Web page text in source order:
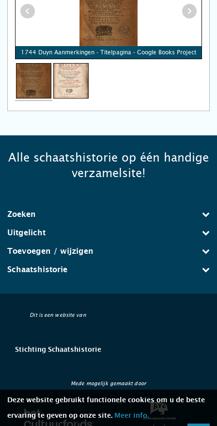
1744 Duyn Aanmerkingen - Titelpagina - Google Books Project
Alle schaatshistorie op één handige
verzamelsite!
Zoeken
Uitgelicht
Toevoegen / wijzigen
Schaatshistorie
Dit is een website van
Stichting Schaatshistorie
Mede mogelijk gemaakt door
Deze website gebruikt functionele cookies om u de beste
ervaring te geven op onze site. Meer info.